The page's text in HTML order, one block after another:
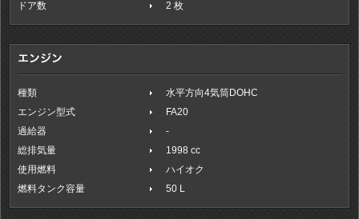
ドア数
2 枚
種類
水平方向4気筒DOHC
エンジン型式
FA20
過給器
-
総排気量
1998 cc
使用燃料
ハイオク
燃料タンク容量
50 L